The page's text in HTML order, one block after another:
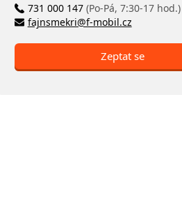
731 000 147 (Po-Pá, 7:30-17 hod.)
fajnsmekri@f-mobil.cz
Zeptat se